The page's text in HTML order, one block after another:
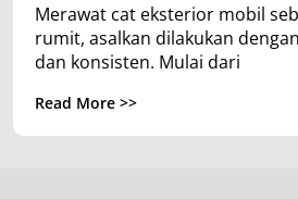
Merawat cat eksterior mobil
rumit, asalkan dilakukan
dan konsisten. Mulai dari
Read More >>